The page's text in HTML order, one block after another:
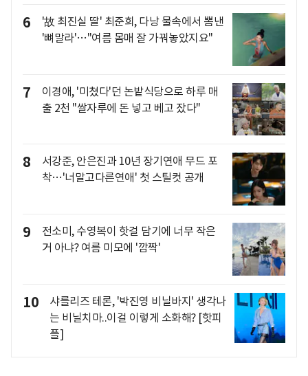
6
'故 최진실 딸' 최준희, 다낭 물속에서 뽐낸
'뼈말라'…"여름 몸매 잘 가꿔놓았지요"
7
이경애, '미쳤다'던 논밭식당으로 하루 매
출 2천 "쌀자루에 돈 넣고 베고 잤다"
8
서강준, 안은진과 10년 장기연애 무드 포
착…'너말고다른연애' 첫 스틸컷 공개
9
전소미, 수영복이 핫걸 담기에 너무 작은
거 아냐? 여름 미모에 '깜짝'
10
샤를리즈 테론, '박진영 비닐바지' 생각나
는 비닐치마..이걸 이렇게 소화해? [핫피
플]